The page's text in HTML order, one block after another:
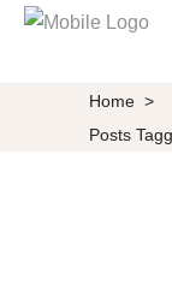
Home >
Posts